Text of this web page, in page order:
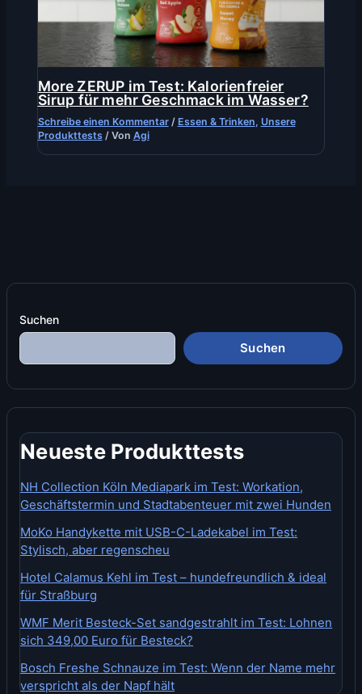
More ZERUP im Test: Kalorienfreier
Sirup für mehr Geschmack im Wasser?
Schreibe einen Kommentar / Essen & Trinken, Unsere
Produkttests/ Von Agi
Suchen
Suchen
Neueste Produkttests
NH Collection Köln Mediapark im Test: Workation,
Geschäftstermin und Stadtabenteuer mit zwei Hunden
MoKo Handykette mit USB-C-Ladekabel im Test:
Stylisch, aber regenscheu
Hotel Calamus Kehl im Test – hundefreundlich & ideal
für Straßburg
WMF Merit Besteck-Set sandgestrahlt im Test: Lohnen
sich 349,00 Euro für Besteck?
Bosch Freshe Schnauze im Test: Wenn der Name mehr
verspricht als der Napf hält